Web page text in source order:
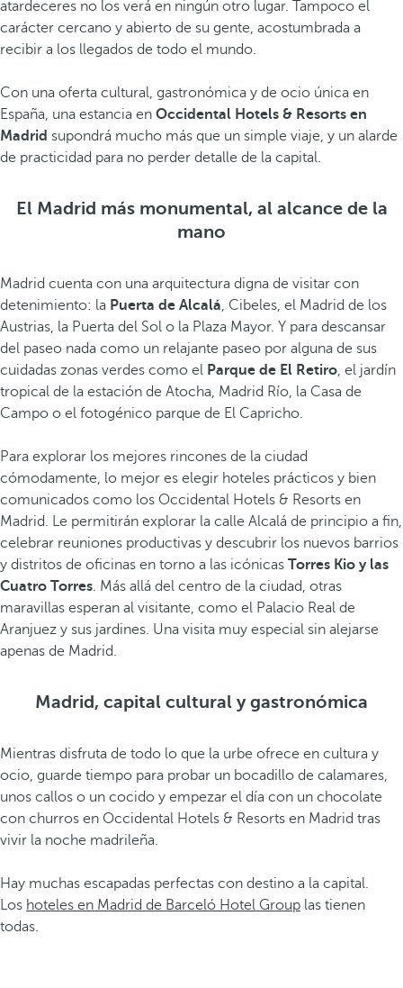
atardeceres no los verá en ningún otro lugar. Tampoco el
carácter cercano y abierto de su gente, acostumbrada a
recibir a los llegados de todo el mundo.
Con una oferta cultural, gastronómica y de ocio única en
España, una estancia en Occidental Hotels & Resorts en
Madrid supondrá mucho más que un simple viaje, y un alarde
de practicidad para no perder detalle de la capital.
El Madrid más monumental, al alcance de la
mano
Madrid cuenta con una arquitectura digna de visitar con
detenimiento: la Puerta de Alcalá, Cibeles, el Madrid de los
Austrias, la Puerta del Sol o la Plaza Mayor. Y para descansar
del paseo nada como un relajante paseo por alguna de sus
cuidadas zonas verdes como el Parque de El Retiro, el jardín
tropical de la estación de Atocha, Madrid Río, la Casa de
Campo o el fotogénico parque de El Capricho.
Para explorar los mejores rincones de la ciudad
cómodamente, lo mejor es elegir hoteles prácticos y bien
comunicados como los Occidental Hotels & Resorts en
Madrid. Le permitirán explorar la calle Alcalá de principio a fin,
celebrar reuniones productivas y descubrir los nuevos barrios
y distritos de oficinas en torno a las icónicas Torres Kio y las
Cuatro Torres. Más allá del centro de la ciudad, otras
maravillas esperan al visitante, como el Palacio Real de
Aranjuez y sus jardines. Una visita muy especial sin alejarse
apenas de Madrid.
Madrid, capital cultural y gastronómica
Mientras disfruta de todo lo que la urbe ofrece en cultura y
ocio, guarde tiempo para probar un bocadillo de calamares,
unos callos o un cocido y empezar el día con un chocolate
con churros en Occidental Hotels & Resorts en Madrid tras
vivir la noche madrileña.
Hay muchas escapadas perfectas con destino a la capital.
Los hoteles en Madrid de Barceló Hotel Group las tienen
todas.